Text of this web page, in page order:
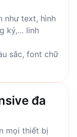
như text, hình
ký,… linh
sắc, font chữ
đa
mọi thiết bị